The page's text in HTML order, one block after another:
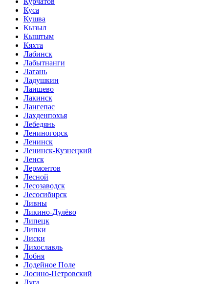
Куса
Кушва
Кызыл
Кыштым
Кяхта
Лабинск
Лабытнанги
Лагань
Ладушкин
Лаишево
Лакинск
Лангепас
Лахденпохья
Лебедянь
Лениногорск
Ленинск
Ленинск-Кузнецкий
Ленск
Лермонтов
Лесной
Лесозаводск
Лесосибирск
Ливны
Ликино-Дулёво
Липецк
Липки
Лиски
Лихославль
Лобня
Лодейное Поле
Лосино-Петровский
Луга